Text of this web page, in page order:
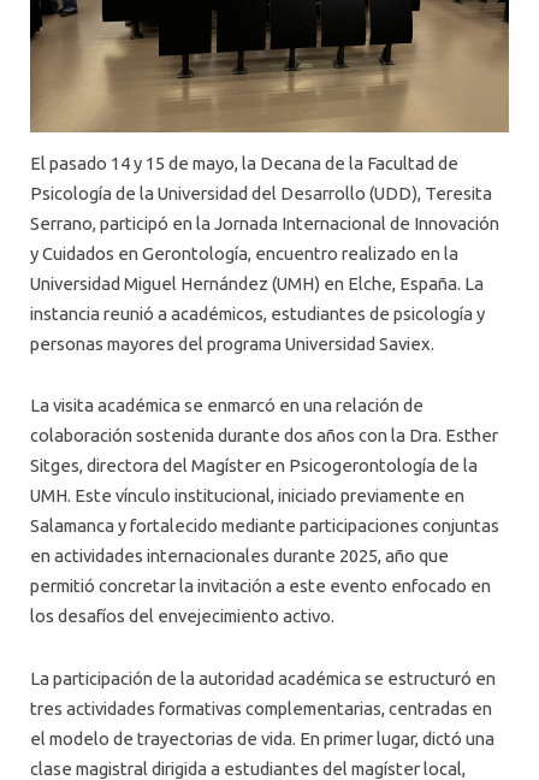
El pasado 14 y 15 de mayo, la Decana de la Facultad de
Psicología de la Universidad del Desarrollo (UDD), Teresita
Serrano, participó en la Jornada Internacional de Innovación
y Cuidados en Gerontología, encuentro realizado en la
Universidad Miguel Hernández (UMH) en Elche, España. La
instancia reunió a académicos, estudiantes de psicología y
personas mayores del programa Universidad Saviex.
La visita académica se enmarcó en una relación de
colaboración sostenida durante dos años con la Dra. Esther
Sitges, directora del Magíster en Psicogerontología de la
UMH. Este vínculo institucional, iniciado previamente en
Salamanca y fortalecido mediante participaciones conjuntas
en actividades internacionales durante 2025, año que
permitió concretar la invitación a este evento enfocado en
los desafíos del envejecimiento activo.
La participación de la autoridad académica se estructuró en
tres actividades formativas complementarias, centradas en
el modelo de trayectorias de vida. En primer lugar, dictó una
clase magistral dirigida a estudiantes del magíster local,